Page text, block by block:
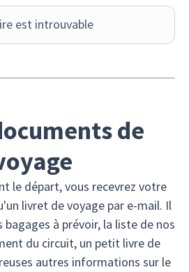
est introuvable
de
le départ, vous recevrez votre
livret de voyage par e-mail. Il
à prévoir, la liste de nos
du circuit, un petit livre de
autres informations sur le